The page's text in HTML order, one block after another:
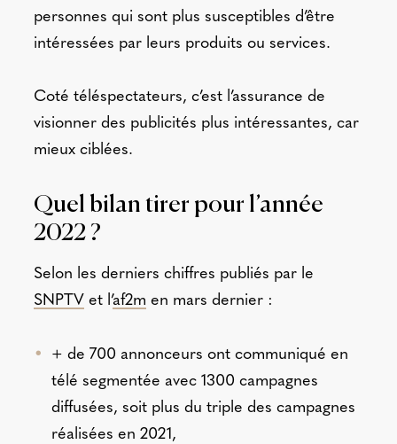
personnes qui sont plus susceptibles d’être
intéressées par leurs produits ou services.
Coté téléspectateurs, c’est l’assurance de
visionner des publicités plus intéressantes, car
mieux ciblées.
Quel bilan tirer pour l’année
2022 ?
Selon les derniers chiffres publiés par le
SNPTV et l’af2m en mars dernier :
+ de 700 annonceurs ont communiqué en
télé segmentée avec 1300 campagnes
diffusées, soit plus du triple des campagnes
réalisées en 2021,